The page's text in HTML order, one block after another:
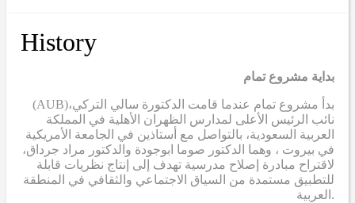
History
بداية مشروع تمام
(AUB)بدأ مشروع تمام عندما قامت الدكتورة سالي التركي،
نائب الرئيس الأعلى لمدارس الظهران الأهلية في المملكة
العربية السعودية، بالتواصل مع أستاذين في الجامعة الأمريكية
في بيروت ، وهما الدكتور صوما ابوجودة والدكتور مراد جرداق،
لاقتراح مبادرة إصلاح مدرسية تهدف إلى إنتاج نظريات قابلة
للتطبيق مستمدة من السياق الاجتماعي والثقافي في المنطقة
العربية.